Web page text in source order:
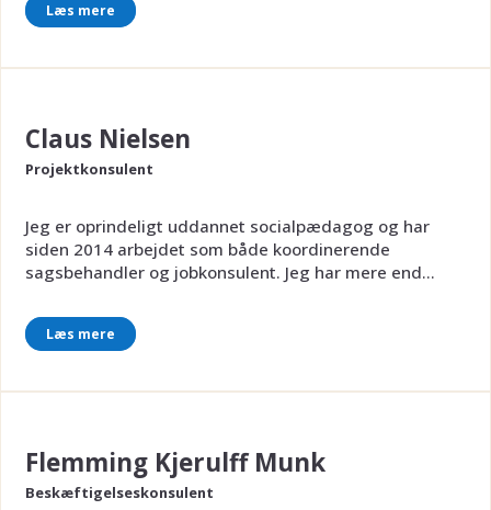
Læs mere
Claus Nielsen
Projektkonsulent
Jeg er oprindeligt uddannet socialpædagog og har
siden 2014 arbejdet som både koordinerende
sagsbehandler og jobkonsulent. Jeg har mere end...
Læs mere
Flemming Kjerulff Munk
Beskæftigelseskonsulent